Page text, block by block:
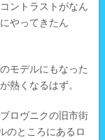
ントラストがなん
やってきたん
モデルにもなった
熱くなるはず。
ロヴニクの旧市街
のところにあるロ